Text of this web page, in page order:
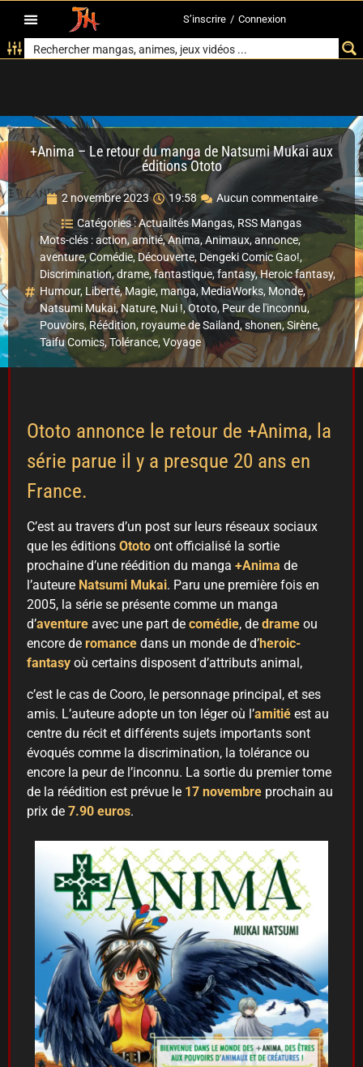
S’inscrire / Connexion
+Anima – Le retour du manga de Natsumi Mukai aux
éditions Ototo
2 novembre 2023 19:58
Aucun commentaire
Catégories :Actualités Mangas, RSS Mangas
Mots-clés :action, amitié,Anima,Animaux,annonce,
aventure,Comédie,Découverte, Dengeki Comic Gao!,
Discrimination,drame,fantastique,fantasy,Heroic fantasy,
Humour, Liberté,Magie, manga, MediaWorks, Monde,
Natsumi Mukai,Nature, Nui !,Ototo, Peur de l'inconnu,
Pouvoirs,Réédition, royaume de Sailand,shonen,Sirène,
Taifu Comics,Tolérance,Voyage
Ototo annonce le retour de +Anima, la
série parue il y a presque 20 ans en
France.
C’est au travers d’un post sur leurs réseaux sociaux
que les éditions Ototo ont officialisé la sortie
prochaine d’une réédition du manga +Anima de
l’auteure Natsumi Mukai. Paru une première fois en
2005, la série se présente comme un manga
d’aventure avec une part de comédie, de drame ou
encore de romance dans un monde de d’heroic-
fantasy où certains disposent d’attributs animal,
c’est le cas de Cooro, le personnage principal, et ses
amis. L’auteure adopte un ton léger où l’amitié est au
centre du récit et différents sujets importants sont
évoqués comme la discrimination, la tolérance ou
encore la peur de l’inconnu. La sortie du premier tome
de la réédition est prévue le 17 novembre prochain au
prix de 7.90 euros.